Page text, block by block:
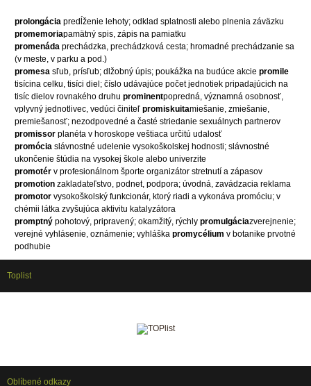
prolongácia predĺženie lehoty; odklad splatnosti alebo plnenia záväzku
promemoriapamätný spis, zápis na pamiatku
promenáda prechádzka, prechádzková cesta; hromadné prechádzanie sa
(v meste, v parku a pod.)
promesa sľub, prísľub; dlžobný úpis; poukážka na budúce akcie promile
tisícina celku, tisíci diel; číslo udávajúce počet jednotiek pripadajúcich na
tisíc dielov rovnakého druhu prominentpopredná, významná osobnosť,
vplyvný jednotlivec, vedúci činiteľ promiskuitamiešanie, zmiešanie,
premiešanosť; nezodpovedné a časté striedanie sexuálnych partnerov
promissor planéta v horoskope veštiaca určitú udalosť
promócia slávnostné udelenie vysokoškolskej hodnosti; slávnostné
ukončenie štúdia na vysokej škole alebo univerzite
promotér v profesionálnom športe organizátor stretnutí a zápasov
promotion zakladateľstvo, podnet, podpora; úvodná, zavádzacia reklama
promotor vysokoškolský funkcionár, ktorý riadi a vykonáva promóciu; v
chémii látka zvyšujúca aktivitu katalyzátora
promptný pohotový, pripravený; okamžitý, rýchly promulgáciazverejnenie;
verejné vyhlásenie, oznámenie; vyhláška promycélium v botanike prvotné
podhubie
Toplist
Oblíbené odkazy